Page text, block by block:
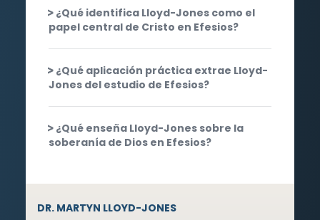
¿Qué identifica Lloyd-Jones como el
papel central de Cristo en Efesios?
¿Qué aplicación práctica extrae Lloyd-
Jones del estudio de Efesios?
¿Qué enseña Lloyd-Jones sobre la
soberanía de Dios en Efesios?
DR. MARTYN LLOYD-JONES